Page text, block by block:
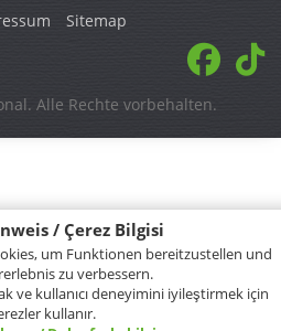
/ Çerez Bilgisi
um Funktionen bereitzustellen und
zu verbessern.
ve kullanıcı deneyimini iyileştirmek için
kullanır.